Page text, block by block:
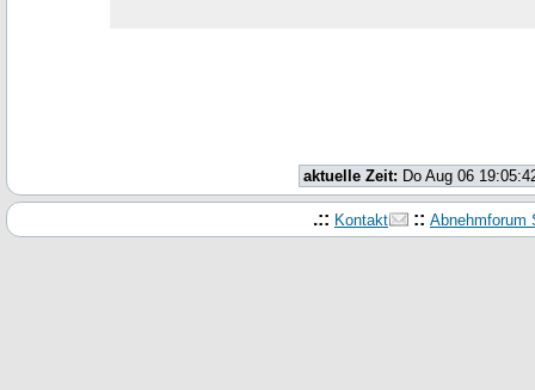
aktuelle Zeit: Do Aug 06
.:: Kontakt :: Abnehmforum